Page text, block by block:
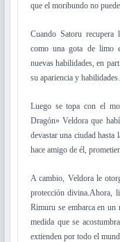
que el moribundo no
Cuando Satoru recupera
como una gota de limo
nuevas habilidades, en
su apariencia y habilidades.
Luego se topa con el
Dragón» Veldora que
devastar una ciudad hasta
hace amigo de él,
A cambio, Veldora le
protección divina.Ahora,
Rimuru se embarca en
medida que se
extienden por todo el